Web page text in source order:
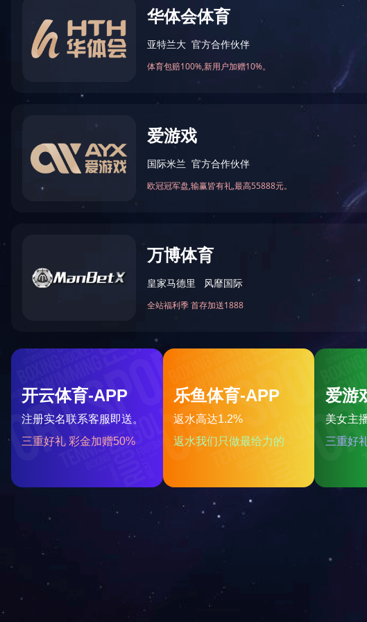
中国机械设备香港有限公司
03-04 文章来源： 阅读次数： 文字大小：【 大 中 小 】
械设备香港有限公司
楼2111-12室